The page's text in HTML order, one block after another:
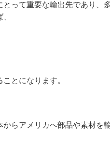
って重要な輸出先であり、
とになります。
らアメリカへ部品や素材を